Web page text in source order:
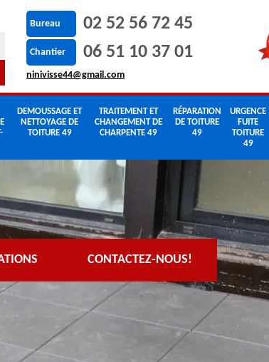
Bureau 02 52 56 72 45
Chantier 06 51 10 37 01
ninivisse44@gmail.com
DEMOUSSAGE ET
NETTOYAGE DE
TOITURE 49
TRAITEMENT ET
CHANGEMENT DE
CHARPENTE 49
RÉPARATION
DE TOITURE
49
URGENCE
FUITE
TOITURE
49
CONTACTEZ-NOUS!